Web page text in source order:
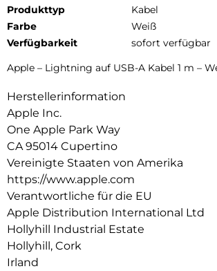
Produkttyp
Kabel
Farbe
Weiß
Verfügbarkeit
sofort verfügbar
Apple – Lightning auf USB-A Kabel 1 m –
Herstellerinformation
Apple Inc.
One Apple Park Way
CA 95014 Cupertino
Vereinigte Staaten von Amerika
https://www.apple.com
Verantwortliche für die EU
Apple Distribution International Ltd
Hollyhill Industrial Estate
Hollyhill, Cork
Irland